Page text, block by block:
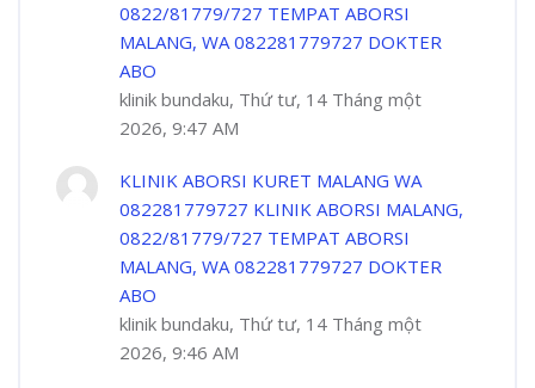
0822/81779/727 TEMPAT ABORSI
MALANG, WA 082281779727 DOKTER
ABO
klinik bundaku, Thứ tư, 14 Tháng một
2026, 9:47 AM
KLINIK ABORSI KURET MALANG WA
082281779727 KLINIK ABORSI MALANG,
0822/81779/727 TEMPAT ABORSI
MALANG, WA 082281779727 DOKTER
ABO
klinik bundaku, Thứ tư, 14 Tháng một
2026, 9:46 AM